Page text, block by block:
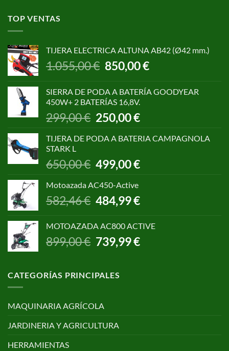
TOP VENTAS
TIJERA ELECTRICA ALTUNA AB42 (Ø42 mm.)
1.055,00€ El
precio
era:
1.055,00 €.
850,00€El
precio
es:
SIERRA DE PODA A BATERÍA GOODYEAR
450W+ 2 BATERÍAS 16,8V.
299,00€ El
precio
original
299,00 €.
250,00€El
precio
actual
250,00 €.
TIJERA DE PODA A BATERIA CAMPAGNOLA
STARK L
650,00€
El
precio
original
650,00 €.
499,00€El
precio
499,00 €.
Motoazada AC450-Active
582,46€
El
precio
era:
582,46 €.
484,99€El
precio
es:
484,99 €.
MOTOAZADA AC800 ACTIVE
899,00€ El
precio
era:
899,00 €.
739,99€El
precio
CATEGORÍAS PRINCIPALES
MAQUINARIA AGRÍCOLA
JARDINERIA Y AGRICULTURA
HERRAMIENTAS